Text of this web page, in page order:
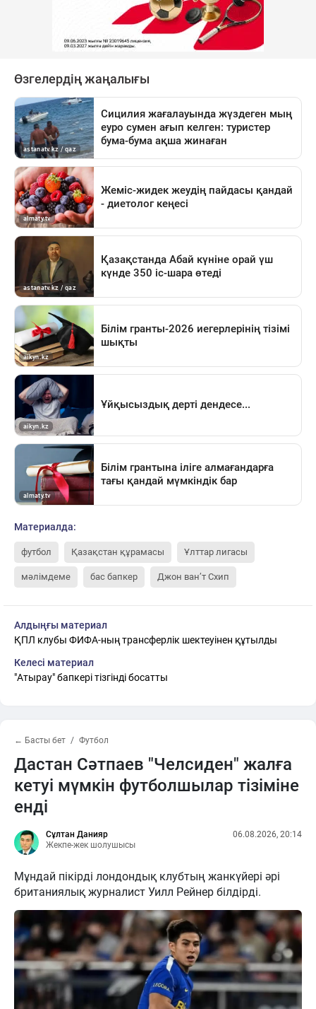
Материалда:
футбол Қазақстан құрамасы Ұлттар лигасы
мәлімдеме бас бапкер Джон ван’т Схип
Алдыңғы материал
ҚПЛ клубы ФИФА-ның трансферлік шектеуінен құтылды
Келесі материал
"Атырау" бапкері тізгінді босатты
← Басты бет Футбол
Дастан Сәтпаев "Челсиден" жалға
кетуі мүмкін футболшылар тізіміне
енді
Сұлтан Данияр
Жекпе-жек шолушысы
06.08.2026, 20:14
Мұндай пікірді лондондық клубтың жанкүйері әрі
британиялық журналист Уилл Рейнер білдірді.